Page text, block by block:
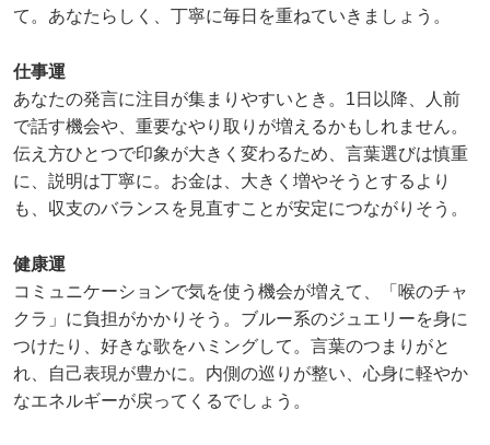
て。あなたらしく、丁寧に毎日を重ねていきましょう。
仕事運
あなたの発言に注目が集まりやすいとき。1日以降、人前
で話す機会や、重要なやり取りが増えるかもしれません。
伝え方ひとつで印象が大きく変わるため、言葉選びは慎重
に、説明は丁寧に。お金は、大きく増やそうとするより
も、収支のバランスを見直すことが安定につながりそう。
健康運
コミュニケーションで気を使う機会が増えて、「喉のチャ
クラ」に負担がかかりそう。ブルー系のジュエリーを身に
つけたり、好きな歌をハミングして。言葉のつまりがと
れ、自己表現が豊かに。内側の巡りが整い、心身に軽やか
なエネルギーが戻ってくるでしょう。